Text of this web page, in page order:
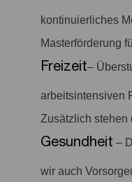
kontinuierliches
Masterförderung
Freizeit–
arbeitsintensiven
Zusätzlich stehen
Gesundheit –
wir auch